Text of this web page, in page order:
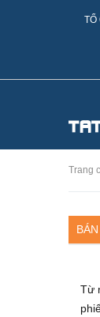
TỔ
Trang
Từ